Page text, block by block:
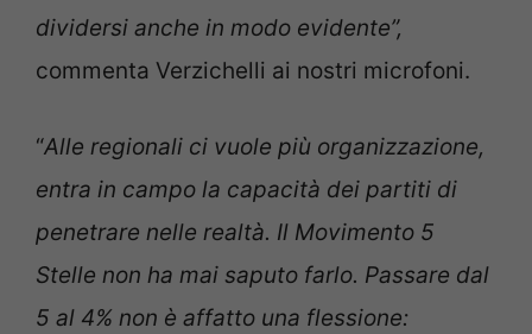
dividersi anche in modo evidente”,
commenta Verzichelli ai nostri microfoni.
“Alle regionali ci vuole più organizzazione,
entra in campo la capacità dei partiti di
penetrare nelle realtà. Il Movimento 5
Stelle non ha mai saputo farlo. Passare dal
5 al 4% non è affatto una flessione: